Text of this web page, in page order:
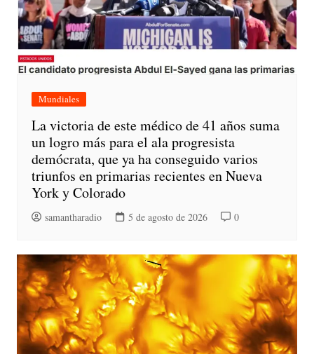
Mundiales
La victoria de este médico de 41 años suma
un logro más para el ala progresista
demócrata, que ya ha conseguido varios
triunfos en primarias recientes en Nueva
York y Colorado
samantharadio 5 de agosto de 2026 0